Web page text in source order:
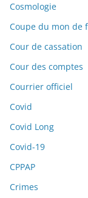
Cosmologie
Coupe du mon de
Cour de cassation
Cour des comptes
Courrier officiel
Covid
Covid Long
Covid-19
CPPAP
Crimes